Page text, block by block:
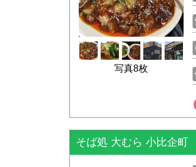
写真8枚
そば処 大むら 小比企町